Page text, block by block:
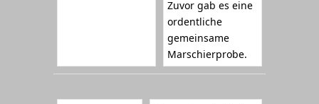
Zuvor gab es eine
ordentliche
gemeinsame
Marschierprobe.